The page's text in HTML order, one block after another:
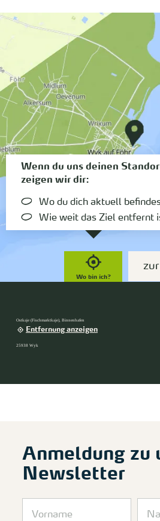
Wo bin ich?
Wenn du uns deinen
zeigen wir dir:
Wo du dich aktuell
Wie weit das Ziel entfernt
Ostkaje (Fischmarktkaje), Binnenhafen
Entfernung anzeigen
25938 Wyk
Anmeldung zu
Newsletter